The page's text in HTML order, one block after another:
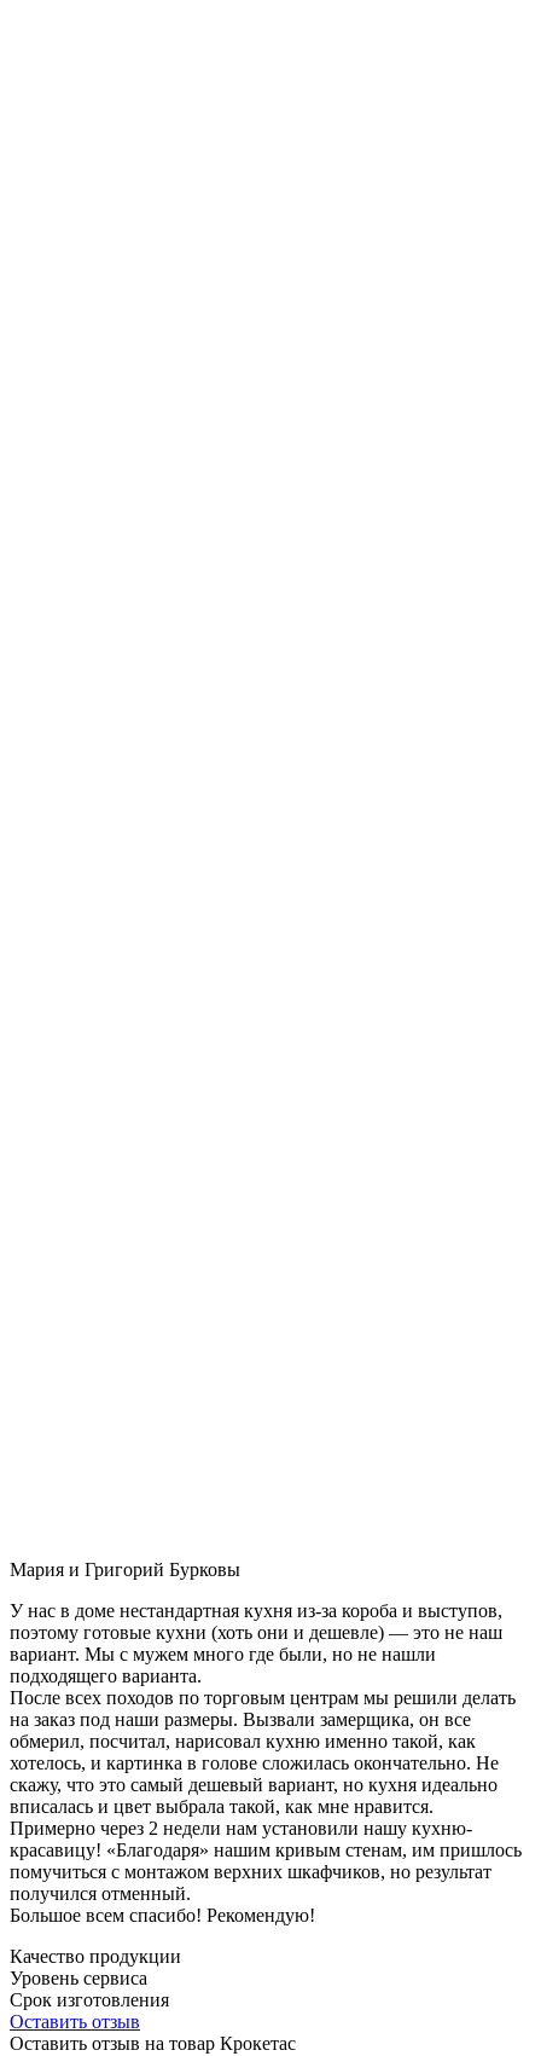
Мария и Григорий Бурковы
У нас в доме нестандартная кухня из-за короба и выступов,
поэтому готовые кухни (хоть они и дешевле) — это не наш
вариант. Мы с мужем много где были, но не нашли
подходящего варианта.
После всех походов по торговым центрам мы решили делать
на заказ под наши размеры. Вызвали замерщика, он все
обмерил, посчитал, нарисовал кухню именно такой, как
хотелось, и картинка в голове сложилась окончательно. Не
скажу, что это самый дешевый вариант, но кухня идеально
вписалась и цвет выбрала такой, как мне нравится.
Примерно через 2 недели нам установили нашу кухню-
красавицу! «Благодаря» нашим кривым стенам, им пришлось
помучиться с монтажом верхних шкафчиков, но результат
получился отменный.
Большое всем спасибо! Рекомендую!
Качество продукции
Уровень сервиса
Срок изготовления
Оставить отзыв
Оставить отзыв на товар Крокетас